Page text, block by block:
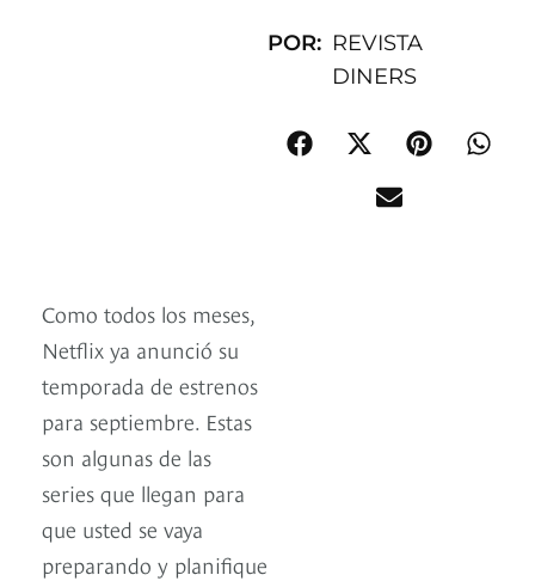
POR: REVISTA
DINERS
Como todos los meses,
Netflix ya anunció su
temporada de estrenos
para septiembre. Estas
son algunas de las
series que llegan para
que usted se vaya
preparando y planifique